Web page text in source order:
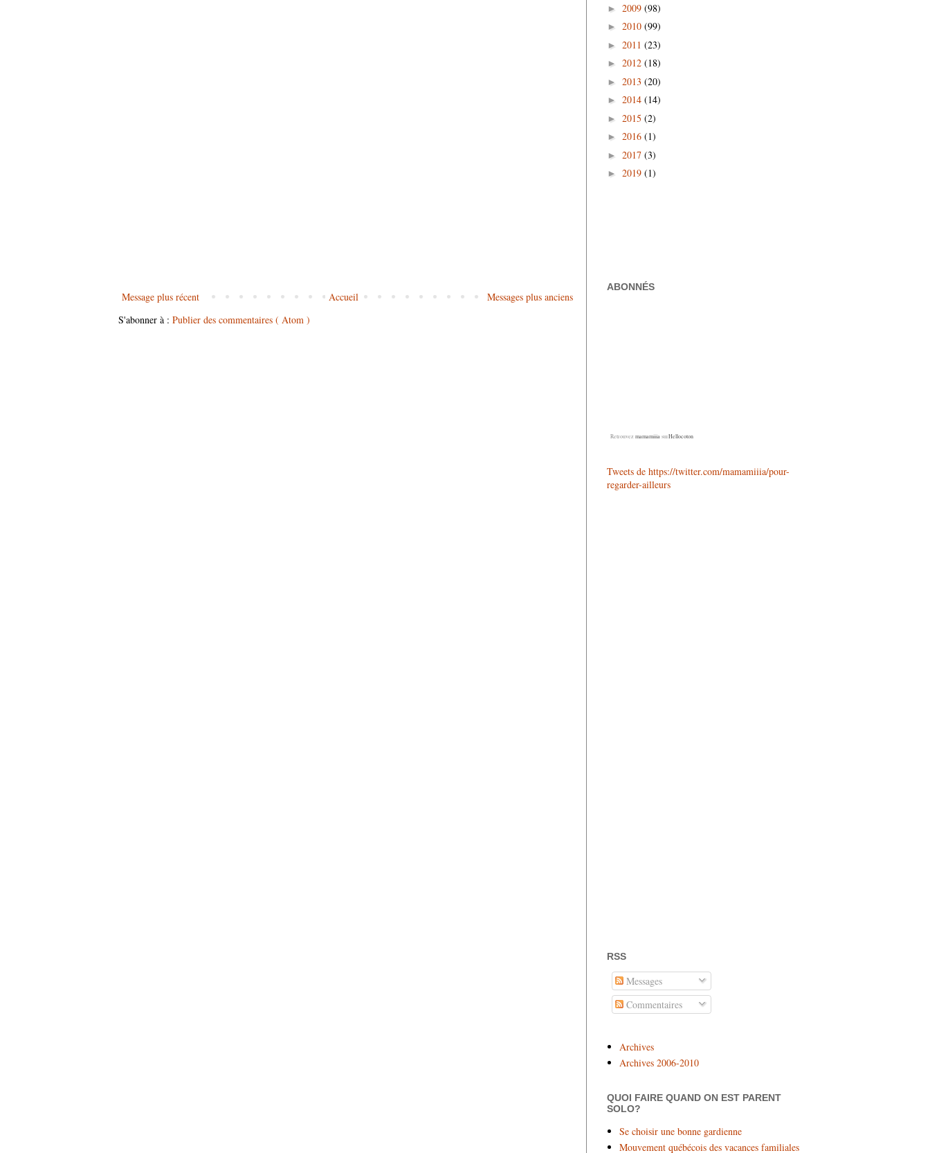
Message plus récent Messages plus anciens
Accueil
S'abonner à : Publier des commentaires ( Atom )
► 2009 (98)
► 2010 (99)
► 2011 (23)
► 2012 (18)
► 2013 (20)
► 2014 (14)
► 2015 (2)
► 2016 (1)
► 2017 (3)
► 2019 (1)
ABONNÉS
Retrouvez mamamiiia surHellocoton
Tweets de https://twitter.com/mamamiiia/pour-
regarder-ailleurs
RSS
Messages
Commentaires
Archives
Archives 2006-2010
QUOI FAIRE QUAND ON EST PARENT
SOLO?
Se choisir une bonne gardienne
Mouvement québécois des vacances familiales